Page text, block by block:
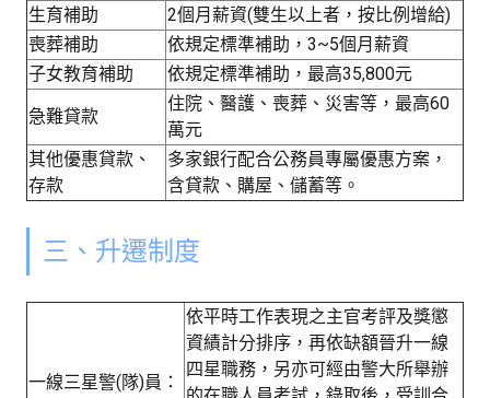
生育補助
2個月薪資(雙生以上者，按比例增給)
喪葬補助
依規定標準補助，3~5個月薪資
子女教育補助
依規定標準補助，最高35,800元
急難貸款
住院、醫護、喪葬、災害等，最高60
萬元
其他優惠貸款、
存款
多家銀行配合公務員專屬優惠方案，
含貸款、購屋、儲蓄等。
三、升遷制度
一線三星警(隊)員：
依平時工作表現之主官考評及獎懲
資績計分排序，再依缺額晉升一線
四星職務，另亦可經由警大所舉辦